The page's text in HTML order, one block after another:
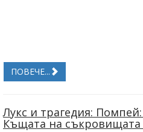
ПОВЕЧЕ...
Лукс и трагедия:
Къщата на